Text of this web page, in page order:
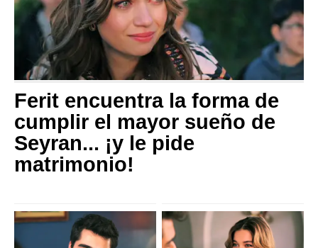
Ferit encuentra la forma de
cumplir el mayor sueño de
Seyran... ¡y le pide
matrimonio!